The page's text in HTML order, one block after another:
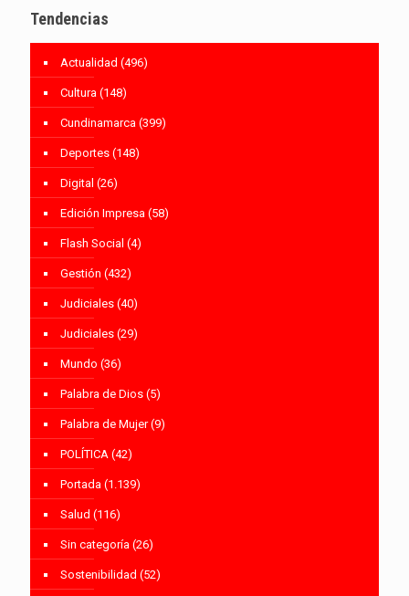
Tendencias
Actualidad (496)
Cultura (148)
Cundinamarca (399)
Deportes (148)
Digital (26)
Edición Impresa (58)
Flash Social (4)
Gestión (432)
Judiciales (40)
Judiciales (29)
Mundo (36)
Palabra de Dios (5)
Palabra de Mujer(9)
POLÍTICA (42)
Portada (1.139)
Salud (116)
Sin categoría (26)
Sostenibilidad (52)